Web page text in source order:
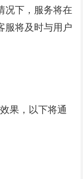
况下，服务将在
服将及时与用户
果，以下将通